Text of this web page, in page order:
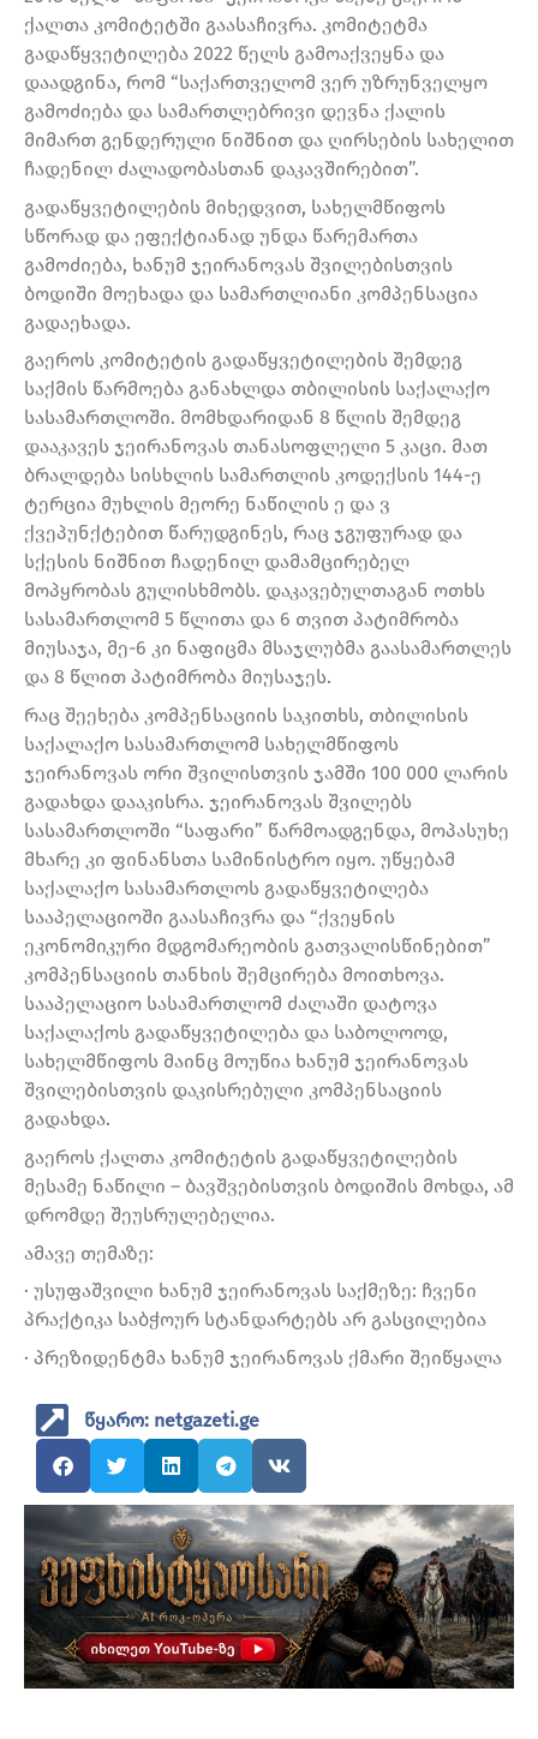
ქალთა კომიტეტში გაასაჩივრა. კომიტეტმა
გადაწყვეტილება 2022 წელს გამოაქვეყნა და
დაადგინა, რომ “საქართველომ ვერ უზრუნველყო
გამოძიება და სამართლებრივი დევნა ქალის
მიმართ გენდერული ნიშნით და ღირსების სახელით
ჩადენილ ძალადობასთან დაკავშირებით”.
გადაწყვეტილების მიხედვით, სახელმწიფოს
სწორად და ეფექტიანად უნდა წარემართა
გამოძიება, ხანუმ ჯეირანოვას შვილებისთვის
ბოდიში მოეხადა და სამართლიანი კომპენსაცია
გადაეხადა.
გაეროს კომიტეტის გადაწყვეტილების შემდეგ
საქმის წარმოება განახლდა თბილისის საქალაქო
სასამართლოში. მომხდარიდან 8 წლის შემდეგ
დააკავეს ჯეირანოვას თანასოფლელი 5 კაცი. მათ
ბრალდება სისხლის სამართლის კოდექსის 144-ე
ტერცია მუხლის მეორე ნაწილის ე და ვ
ქვეპუნქტებით წარუდგინეს, რაც ჯგუფურად და
სქესის ნიშნით ჩადენილ დამამცირებელ
მოპყრობას გულისხმობს. დაკავებულთაგან ოთხს
სასამართლომ 5 წლითა და 6 თვით პატიმრობა
მიუსაჯა, მე-6 კი ნაფიცმა მსაჯლუბმა გაასამართლეს
და 8 წლით პატიმრობა მიუსაჯეს.
რაც შეეხება კომპენსაციის საკითხს, თბილისის
საქალაქო სასამართლომ სახელმწიფოს
ჯეირანოვას ორი შვილისთვის ჯამში 100 000 ლარის
გადახდა დააკისრა. ჯეირანოვას შვილებს
სასამართლოში “საფარი” წარმოადგენდა, მოპასუხე
მხარე კი ფინანსთა სამინისტრო იყო. უწყებამ
საქალაქო სასამართლოს გადაწყვეტილება
სააპელაციოში გაასაჩივრა და “ქვეყნის
ეკონომიკური მდგომარეობის გათვალისწინებით”
კომპენსაციის თანხის შემცირება მოითხოვა.
სააპელაციო სასამართლომ ძალაში დატოვა
საქალაქოს გადაწყვეტილება და საბოლოოდ,
სახელმწიფოს მაინც მოუწია ხანუმ ჯეირანოვას
შვილებისთვის დაკისრებული კომპენსაციის
გადახდა.
გაეროს ქალთა კომიტეტის გადაწყვეტილების
მესამე ნაწილი – ბავშვებისთვის ბოდიშის მოხდა, ამ
დრომდე შეუსრულებელია.
ამავე თემაზე:
· უსუფაშვილი ხანუმ ჯეირანოვას საქმეზე: ჩვენი
პრაქტიკა საბჭოურ სტანდარტებს არ გასცილებია
· პრეზიდენტმა ხანუმ ჯეირანოვას ქმარი შეიწყალა
წყარო: netgazeti.ge